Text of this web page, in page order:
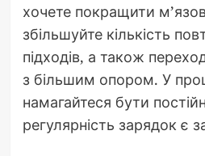
хочете покращити
збільшуйте кількість
підходів, а також
з більшим опором. У
намагайтеся бути
регулярність зарядок є